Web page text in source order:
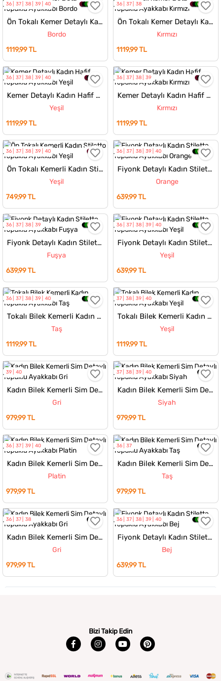
36 37 38 39 40
Ön Tokalı Kemer Detaylı Kadın Topuklu Ayakkabı
Bordo
1119,99 TL
36 37 38
Ön Tokalı Kemer Detaylı Kadın Topuklu Ayakkabı
Kırmızı
1119,99 TL
36 37 38 39 40
Kemer Detaylı Kadın Hafif Topuklu Ayakkabı
Yeşil
1119,99 TL
36 37 38 39
Kemer Detaylı Kadın Hafif Topuklu Ayakkabı
Kırmızı
1119,99 TL
36 37 38 39 40
Ön Tokalı Kemerli Kadın Stiletto Topuklu Ayakkabı
Yeşil
749,99 TL
36 37 38 39 40
Fiyonk Detaylı Kadın Stiletto Topuklu Ayakkabı
Orange
639,99 TL
36 37 38 39
Fiyonk Detaylı Kadın Stiletto Topuklu Ayakkabı
Fuşya
639,99 TL
36 37 38 39 40
Fiyonk Detaylı Kadın Stiletto Topuklu Ayakkabı
Yeşil
639,99 TL
36 37 38 39 40
Tokalı Bilek Kemerli Kadın Topuklu Ayakkabı
Taş
1119,99 TL
37 38 39 40
Tokalı Bilek Kemerli Kadın Topuklu Ayakkabı
Yeşil
1119,99 TL
39 40
Kadın Bilek Kemerli Sim Detaylı Topuklu Ayakkabı
Gri
979,99 TL
37 38 39 40
Kadın Bilek Kemerli Sim Detaylı Topuklu Ayakkabı
Siyah
979,99 TL
36 37 39 40
Kadın Bilek Kemerli Sim Detaylı Topuklu Ayakkabı
Platin
979,99 TL
36 37
Kadın Bilek Kemerli Sim Detaylı Topuklu Ayakkabı
Taş
979,99 TL
36 37 38
Kadın Bilek Kemerli Sim Detaylı Topuklu Ayakkabı
Gri
979,99 TL
36 37 38 39 40
Fiyonk Detaylı Kadın Stiletto Topuklu Ayakkabı
Bej
639,99 TL
Bizi Takip Edin